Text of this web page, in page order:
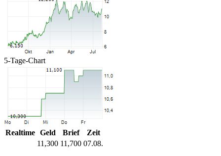
5-Tage-Chart
Realtime Geld Brief
Zeit
11,300 11,700 07.08.